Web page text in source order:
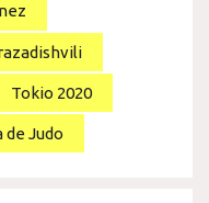
Tokio 2020
de Judo